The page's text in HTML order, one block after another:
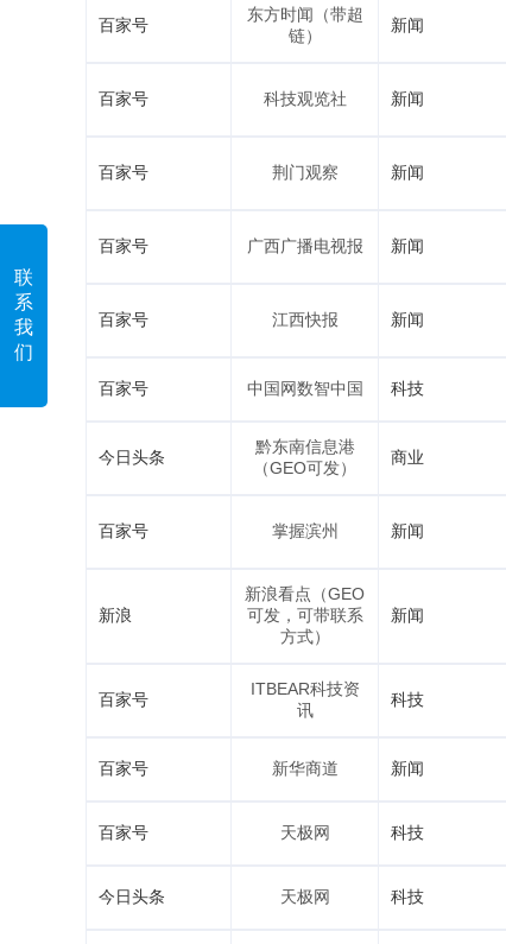
联
系
我
们
百家号
东方时闻（带超
链）
新闻
百家号 科技观览社 新闻
百家号 荆门观察 新闻
百家号 广西广播电视报 新闻
百家号 江西快报 新闻
百家号 中国网数智中国 科技
今日头条
黔东南信息港
（GEO可发）
商业
百家号 掌握滨州 新闻
新浪
新浪看点（GEO
可发，可带联系
方式）
新闻
百家号
ITBEAR科技资
讯
科技
百家号 新华商道 新闻
百家号 天极网 科技
今日头条 天极网 科技